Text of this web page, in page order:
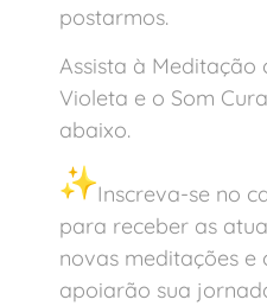
postarmos.
Assista à Meditação
Violeta e o Som
abaixo.
Inscreva-se no
para receber as
novas meditações e
apoiarão sua